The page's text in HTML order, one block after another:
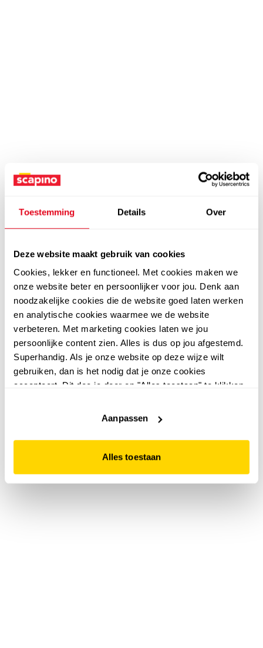
Toestemming Details Over
Deze website maakt gebruik van cookies
Cookies, lekker en functioneel. Met cookies maken we
onze website beter en persoonlijker voor jou. Denk aan
noodzakelijke cookies die de website goed laten werken
en analytische cookies waarmee we de website
verbeteren. Met marketing cookies laten we jou
persoonlijke content zien. Alles is dus op jou afgestemd.
Superhandig. Als je onze website op deze wijze wilt
gebruiken, dan is het nodig dat je onze cookies
accepteert. Dit doe je door op "Alles toestaan" te klikken.
website niet optimaal functioneert.
Aanpassen
Alles toestaan